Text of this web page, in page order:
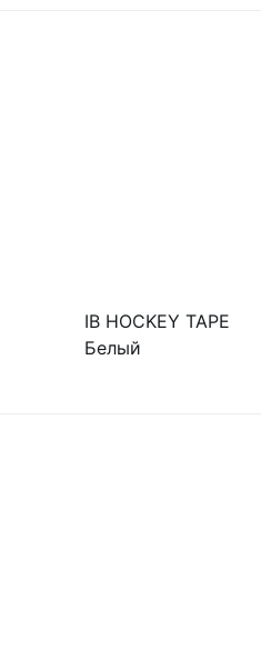
IB HOCKEY TAPE
Белый